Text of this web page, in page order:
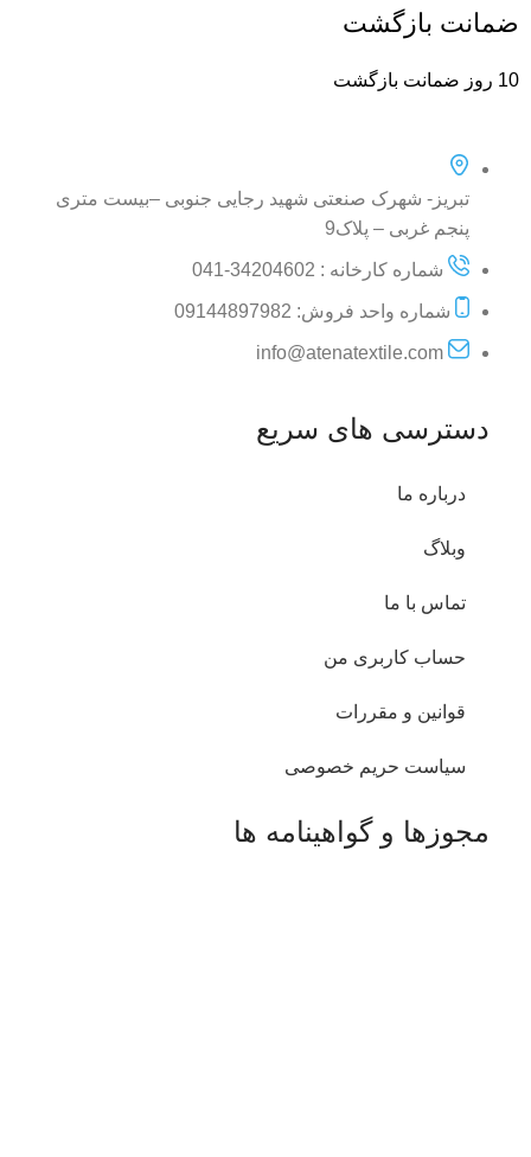
ضمانت بازگشت
10 روز ضمانت بازگشت
تبریز- شهرک صنعتی شهید رجایی جنوبی –بیست متری
پنجم غربی – پلاک9
شماره کارخانه : 34204602-041
شماره واحد فروش: 09144897982
info@atenatextile.com
دسترسی های سریع
درباره ما
وبلاگ
تماس با ما
حساب کاربری من
قوانین و مقررات
سیاست حریم خصوصی
مجوزها و گواهینامه ها